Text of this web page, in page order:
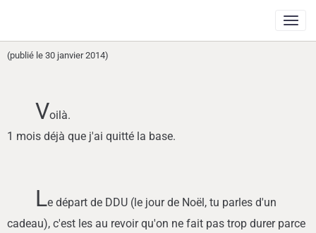
(publié le 30 janvier 2014)
Voilà.
1 mois déjà que j'ai quitté la base.
Le départ de DDU (le jour de Noël, tu parles d'un
cadeau), c'est les au revoir qu'on ne fait pas trop durer parce